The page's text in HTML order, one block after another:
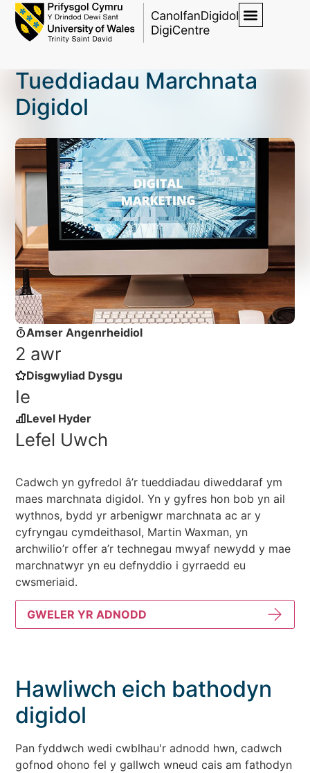
Tueddiadau Marchnata
Digidol
Amser Angenrheidiol
2 awr
Disgwyliad Dysgu
Ie
Level Hyder
Lefel Uwch
Cadwch yn gyfredol â’r tueddiadau diweddaraf ym
maes marchnata digidol. Yn y gyfres hon bob yn ail
wythnos, bydd yr arbenigwr marchnata ac ar y
cyfryngau cymdeithasol, Martin Waxman, yn
archwilio’r offer a’r technegau mwyaf newydd y mae
marchnatwyr yn eu defnyddio i gyrraedd eu
cwsmeriaid.
GWELER YR ADNODD
Hawliwch eich bathodyn
digidol
Pan fyddwch wedi cwblhau'r adnodd hwn, cadwch
gofnod ohono fel y gallwch wneud cais am fathodyn